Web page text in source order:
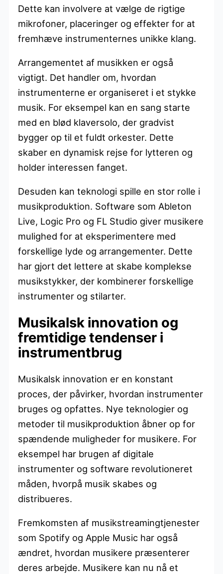
Dette kan involvere at vælge de rigtige
mikrofoner, placeringer og effekter for at
fremhæve instrumenternes unikke klang.
Arrangementet af musikken er også
vigtigt. Det handler om, hvordan
instrumenterne er organiseret i et stykke
musik. For eksempel kan en sang starte
med en blød klaversolo, der gradvist
bygger op til et fuldt orkester. Dette
skaber en dynamisk rejse for lytteren og
holder interessen fanget.
Desuden kan teknologi spille en stor rolle i
musikproduktion. Software som Ableton
Live, Logic Pro og FL Studio giver musikere
mulighed for at eksperimentere med
forskellige lyde og arrangementer. Dette
har gjort det lettere at skabe komplekse
musikstykker, der kombinerer forskellige
instrumenter og stilarter.
Musikalsk innovation og
fremtidige tendenser i
instrumentbrug
Musikalsk innovation er en konstant
proces, der påvirker, hvordan instrumenter
bruges og opfattes. Nye teknologier og
metoder til musikproduktion åbner op for
spændende muligheder for musikere. For
eksempel har brugen af digitale
instrumenter og software revolutioneret
måden, hvorpå musik skabes og
distribueres.
Fremkomsten af musikstreamingtjenester
som Spotify og Apple Music har også
ændret, hvordan musikere præsenterer
deres arbejde. Musikere kan nu nå et